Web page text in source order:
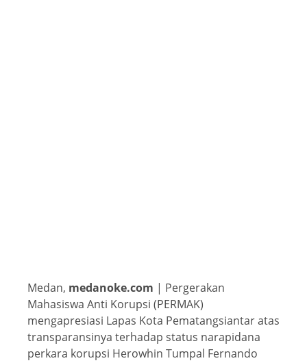
Medan, medanoke.com | Pergerakan
Mahasiswa Anti Korupsi (PERMAK)
mengapresiasi Lapas Kota Pematangsiantar atas
transparansinya terhadap status narapidana
perkara korupsi Herowhin Tumpal Fernando